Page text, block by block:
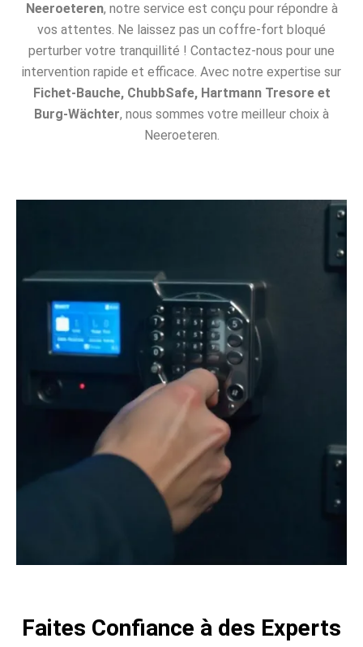
Neeroeteren, notre service est conçu pour répondre à
vos attentes. Ne laissez pas un coffre-fort bloqué
perturber votre tranquillité ! Contactez-nous pour une
intervention rapide et efficace. Avec notre expertise sur
Fichet-Bauche, ChubbSafe, Hartmann Tresore et
Burg-Wächter, nous sommes votre meilleur choix à
Neeroeteren.
Faites Confiance à des Experts